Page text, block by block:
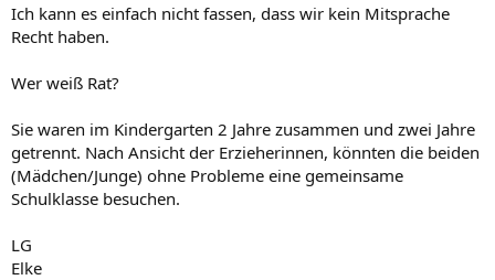
Ich kann es einfach nicht fassen, dass wir kein Mitsprache
Recht haben.
Wer weiß Rat?
Sie waren im Kindergarten 2 Jahre zusammen und zwei Jahre
getrennt. Nach Ansicht der Erzieherinnen, könnten die beiden
(Mädchen/Junge) ohne Probleme eine gemeinsame
Schulklasse besuchen.
LG
Elke